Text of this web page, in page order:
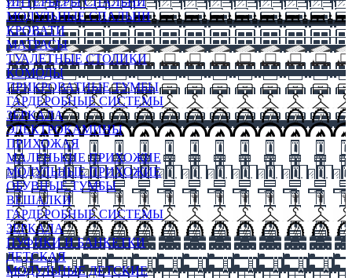
МОДУЛЬНЫЕ СПАЛЬНИ
КРОВАТИ
МАТРАСЫ
ТУАЛЕТНЫЕ СТОЛИКИ
КОМОДЫ
ПРИКРОВАТНЫЕ ТУМБЫ
ГАРДЕРОБНЫЕ СИСТЕМЫ
ЗЕРКАЛА
ЭЛЕКТРОКАМИНЫ
ПРИХОЖАЯ
МАЛЕНЬКИЕ ПРИХОЖИЕ
МОДУЛЬНЫЕ ПРИХОЖИЕ
ОБУВНЫЕ ТУМБЫ
ВЕШАЛКИ
ГАРДЕРОБНЫЕ СИСТЕМЫ
ЗЕРКАЛА
ПУФИКИ И БАНКЕТКИ
ДЕТСКАЯ
МОДУЛЬНЫЕ ДЕТСКИЕ